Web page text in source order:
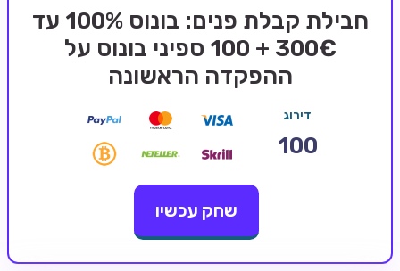
בלאקג'ק אונליין
בונוסים בקזינו אונליין
חבילת קבלת פנים: בונוס 100% עד
300€ + 100 ספיני בונוס על
ההפקדה הראשונה
דירוג
100
שחק עכשיו